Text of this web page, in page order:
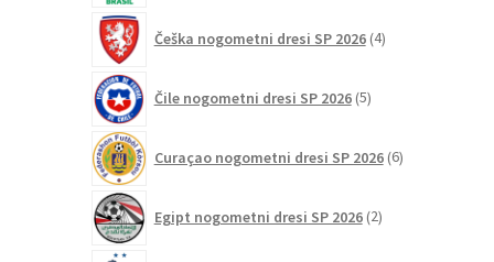
Češka nogometni dresi SP 2026 4izdelki
Čile nogometni dresi SP 2026 5izdelkov
Curaçao nogometni dresi SP 2026 6izdelkov
Egipt nogometni dresi SP 2026 2izdelka